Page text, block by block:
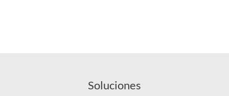
Soluciones